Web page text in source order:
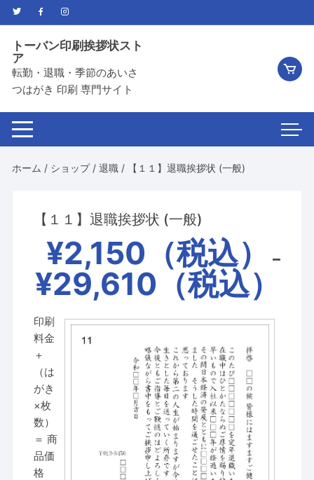
ン
トーバン印刷挨拶状スト
ア
転勤・退職・季節のあいさ
つはがき 印刷 専門サイト
ホーム / ショップ/退職 / 【１１】退職挨拶状 (一般)
【１１】退職挨拶状 (一般)
¥2,150 –
¥29,610
印刷
料金
＋
（は
がき
×枚
数）
＝ 商
品価
格